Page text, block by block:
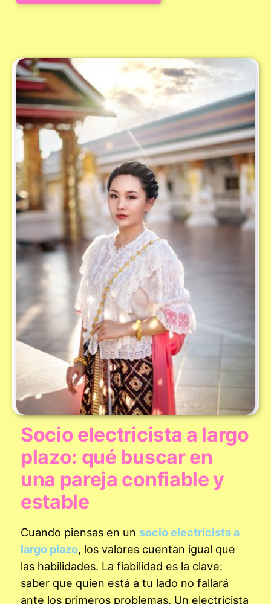
Socio electricista a largo
plazo: qué buscar en
una pareja confiable y
estable
Cuando piensas en un socio electricista a
largo plazo, los valores cuentan igual que
las habilidades. La fiabilidad es la clave:
saber que quien está a tu lado no fallará
ante los primeros problemas. Un electricista